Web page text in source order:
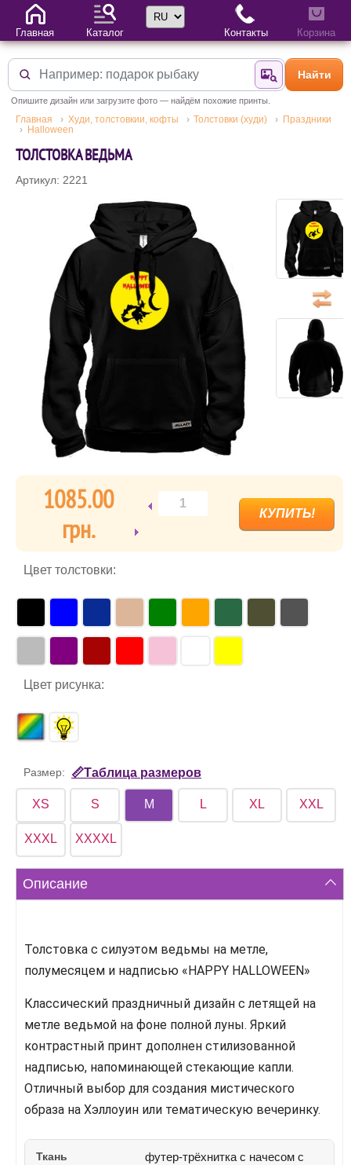
Найти поНайти
Опишите дизайн или загрузите фото — найдём похожие принты.
Главная Худи, толстовкии, кофты Толстовки (худи)
Праздники
Halloween
ТОЛСТОВКА ВЕДЬМА
Артикул: 2221
1085.00
грн.
Цвет толстовки:
Цвет рисунка:
Размер: 📏Таблица размеров
XS S M L XL XXL
XXXL XXXXL
Описание
Толстовка с силуэтом ведьмы на метле,
полумесяцем и надписью «HAPPY HALLOWEEN»
Классический праздничный дизайн с летящей на
метле ведьмой на фоне полной луны. Яркий
контрастный принт дополнен стилизованной
надписью, напоминающей стекающие капли.
Отличный выбор для создания мистического
образа на Хэллоуин или тематическую вечеринку.
Ткань
футер-трёхнитка с начесом с
Главная Каталог
Выбор языка
Контакты Корзина